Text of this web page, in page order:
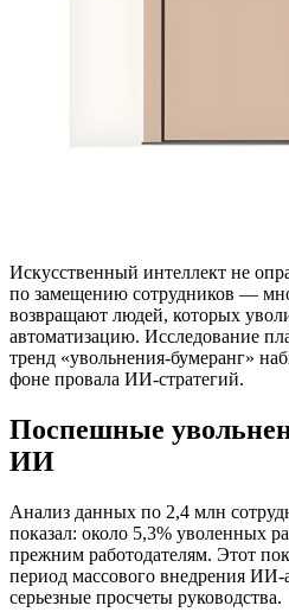
Искусственный интеллект не
по замещению сотрудников —
возвращают людей, которых
автоматизацию. Исследование
тренд «увольнения-бумеранг»
фоне провала ИИ-стратегий.
Поспешные
ИИ
Анализ данных по 2,4 млн
показал: около 5,3% уволенных
прежним работодателям. Этот
период массового внедрения ИИ-
серьезные просчеты руководства.